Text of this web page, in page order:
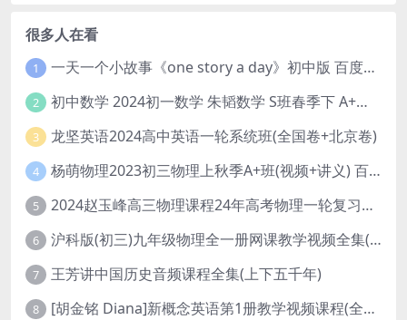
很多人在看
1 一天一个小故事《one story a day》初中版 百度网盘分享下载
2 初中数学 2024初一数学 朱韬数学 S班春季下 A+班春季下 百度云网盘
3 龙坚英语2024高中英语一轮系统班(全国卷+北京卷)
4 杨萌物理2023初三物理上秋季A+班(视频+讲义) 百度网盘分享
5 2024赵玉峰高三物理课程24年高考物理一轮复习网课教程
6 沪科版(初三)九年级物理全一册网课教学视频全集(录播版 杜春雨 66讲)
7 王芳讲中国历史音频课程全集(上下五千年)
8 [胡金铭 Diana]新概念英语第1册教学视频课程(全集 百度网盘下载)